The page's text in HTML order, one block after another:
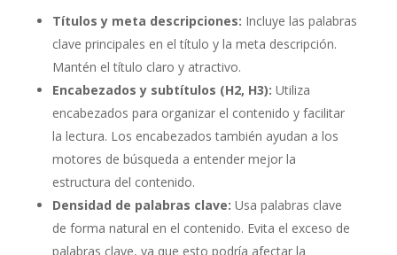
Títulos y meta descripciones: Incluye las palabras
clave principales en el título y la meta descripción.
Mantén el título claro y atractivo.
Encabezados y subtítulos (H2, H3): Utiliza
encabezados para organizar el contenido y facilitar
la lectura. Los encabezados también ayudan a los
motores de búsqueda a entender mejor la
estructura del contenido.
Densidad de palabras clave: Usa palabras clave
de forma natural en el contenido. Evita el exceso de
palabras clave, ya que esto podría afectar la